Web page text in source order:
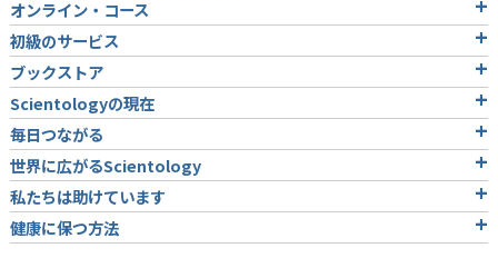
オンライン・コース
初級のサービス
ブックストア
Scientologyの現在
毎日つながる
世界に広がるScientology
私たちは助けています
健康に保つ方法